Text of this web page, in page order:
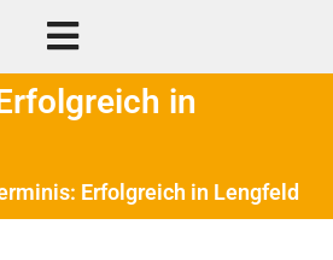
in
Erfolgreich in Lengfeld